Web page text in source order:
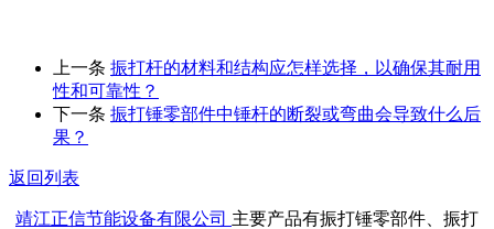
上一条 振打杆的材料和结构应怎样选择，以确保其耐用
性和可靠性？
下一条 ​振打锤零部件中锤杆的断裂或弯曲会导致什么后
果？
返回列表
靖江正信节能设备有限公司 主要产品有振打锤零部件、振打